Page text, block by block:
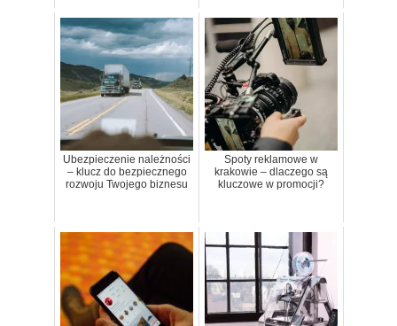
Ubezpieczenie należności
– klucz do bezpiecznego
rozwoju Twojego biznesu
Spoty reklamowe w
krakowie – dlaczego są
kluczowe w promocji?